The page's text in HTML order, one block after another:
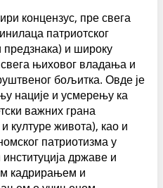
концензус, пре свега
патриотског
и широку
њиховог владања и
бољитка. Овде је
нације и усмерењу ка
важних грана
културе живота), као и
патриотизма у
државе и
кадрирањем и